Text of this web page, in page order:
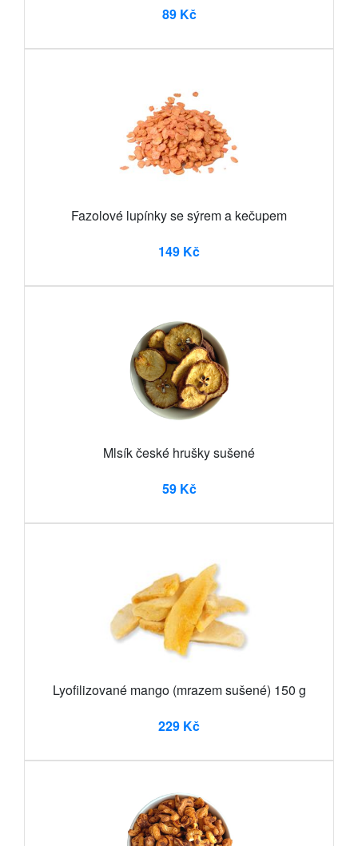
89 Kč
Fazolové lupínky se sýrem a kečupem
149 Kč
Mlsík české hrušky sušené
59 Kč
Lyofilizované mango (mrazem sušené) 150 g
229 Kč